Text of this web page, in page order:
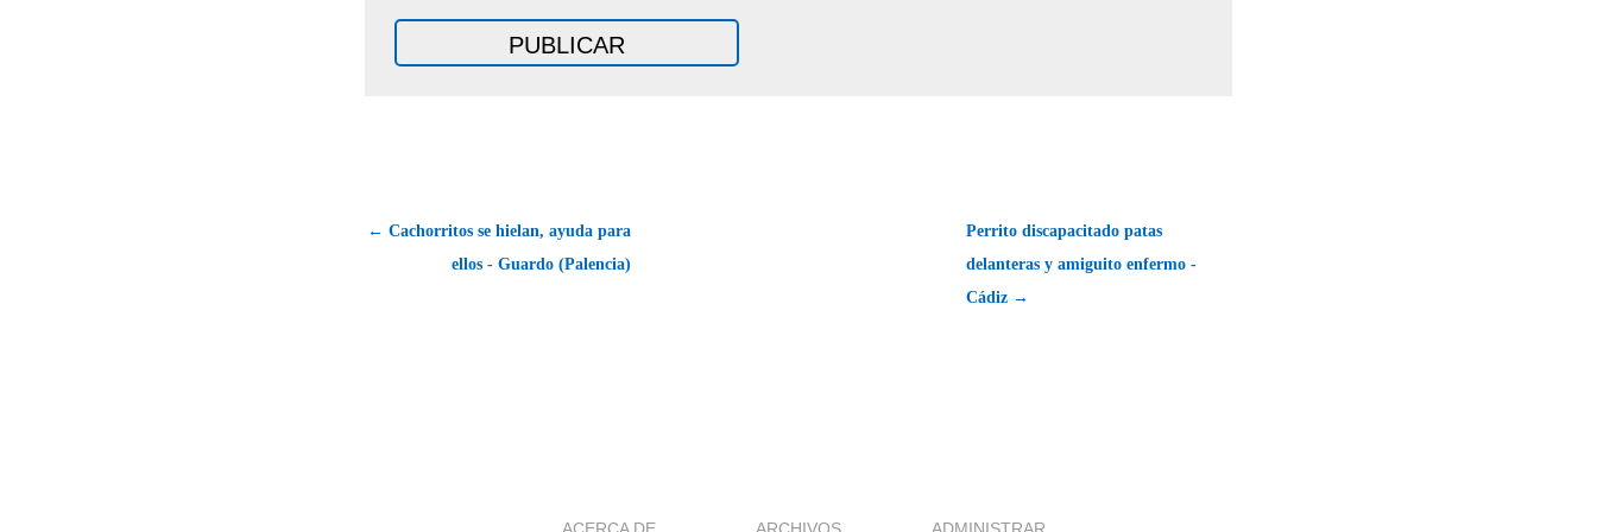
← Cachorritos se hielan, ayuda para
ellos - Guardo (Palencia)
Perrito discapacitado patas
delanteras y amiguito enfermo -
Cádiz →
ACERCA DE ARCHIVOS ADMINISTRAR